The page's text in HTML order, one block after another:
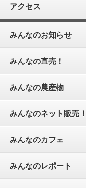
アクセス
みんなのお知らせ
みんなの直売！
みんなの農産物
みんなのネット販売！
みんなのカフェ
みんなのレポート